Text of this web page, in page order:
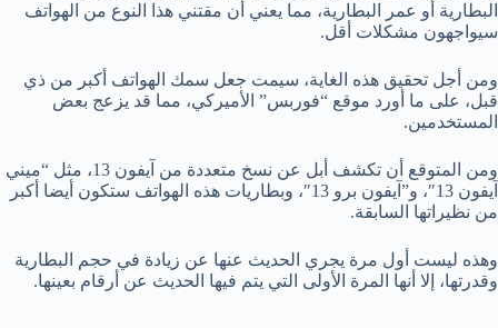
البطارية أو عمر البطارية، مما يعني أن مقتني هذا النوع من الهواتف
سيواجهون مشكلات أقل.
ومن أجل تحقيق هذه الغاية، سيمت جعل سمك الهواتف أكبر من ذي
قبل، على ما أورد موقع “فوربس” الأميركي، مما قد يزعج بعض
المستخدمين.
ومن المتوقع أن تكشف أبل عن نسخ متعددة من آيفون 13، مثل “ميني
آيفون 13″، و”آيفون برو 13″، وبطاريات هذه الهواتف ستكون أيضا أكبر
من نظيراتها السابقة.
وهذه ليست أول مرة يجري الحديث عنها عن زيادة في حجم البطارية
وقدرتها، إلا أنها المرة الأولى التي يتم فيها الحديث عن أرقام بعينها.